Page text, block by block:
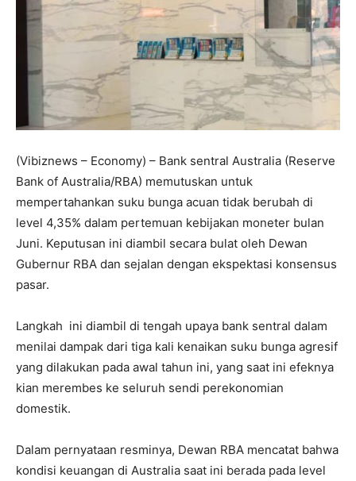
(Vibiznews – Economy) – Bank sentral Australia (Reserve
Bank of Australia/RBA) memutuskan untuk
mempertahankan suku bunga acuan tidak berubah di
level 4,35% dalam pertemuan kebijakan moneter bulan
Juni. Keputusan ini diambil secara bulat oleh Dewan
Gubernur RBA dan sejalan dengan ekspektasi konsensus
pasar.
Langkah ini diambil di tengah upaya bank sentral dalam
menilai dampak dari tiga kali kenaikan suku bunga agresif
yang dilakukan pada awal tahun ini, yang saat ini efeknya
kian merembes ke seluruh sendi perekonomian
domestik.
Dalam pernyataan resminya, Dewan RBA mencatat bahwa
kondisi keuangan di Australia saat ini berada pada level